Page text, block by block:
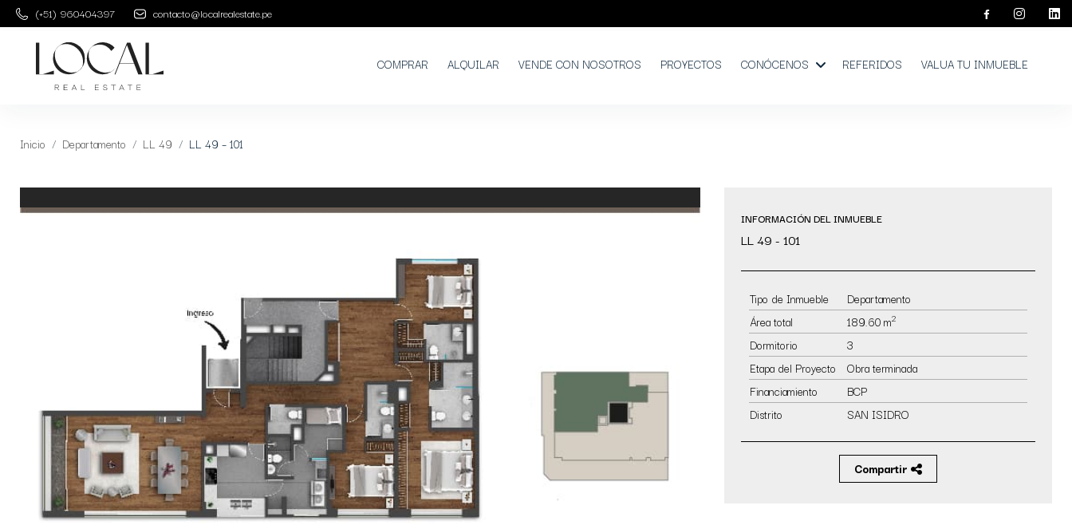
(+51) 960404397 contacto@localrealestate.pe
COMPRAR ALQUILAR VENDE CON NOSOTROS PROYECTOS CONÓCENOS REFERIDOS VALUA TU INMUEBLE
Inicio Departamento LL 49 LL 49 – 101
INFORMACIÓN DEL INMUEBLE
LL 49 - 101
Tipo de Inmueble
Departamento
Área total
189.60 m2
Dormitorio
3
Etapa del Proyecto
Obra terminada
Financiamiento
BCP
Distrito
SAN ISIDRO
Compartir